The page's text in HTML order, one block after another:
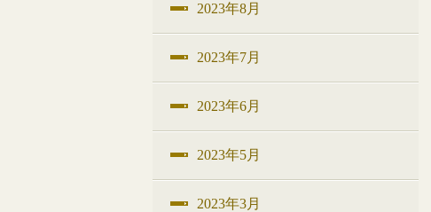
2023年8月
2023年7月
2023年6月
2023年5月
2023年3月